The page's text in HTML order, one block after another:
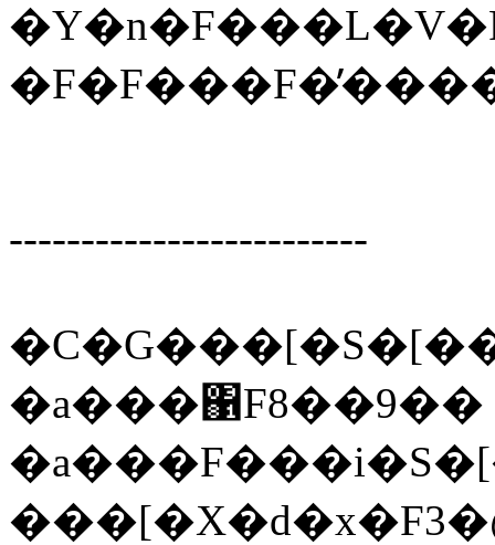
-------------------------
�a���΁F8��9��